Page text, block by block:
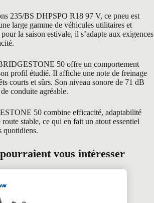
235/BS DHPSPO R18 97 V, ce pneu est
large gamme de véhicules utilitaires et
la saison estivale, il s’adapte aux exigences
50 offre un comportement
profil étudié. Il affiche une note de freinage
courts et sûrs. Son niveau sonore de 71 dB
conduite agréable.
50 combine efficacité, adaptabilité
route stable, ce qui en fait un atout essentiel
quotidiens.
vous intéresser